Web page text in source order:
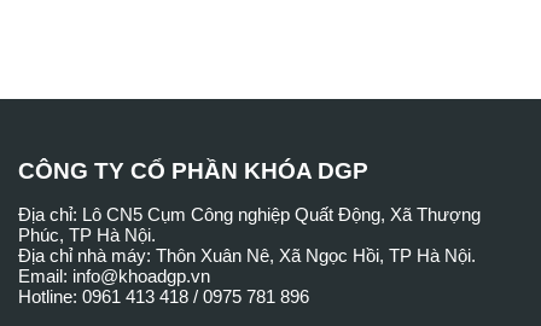
CÔNG TY CỔ PHẦN KHÓA DGP
Địa chỉ: Lô CN5 Cụm Công nghiệp Quất Động, Xã Thượng
Phúc, TP Hà Nội.
Địa chỉ nhà máy: Thôn Xuân Nê, Xã Ngọc Hồi, TP Hà Nội.
Email: info@khoadgp.vn
Hotline: 0961 413 418 / 0975 781 896